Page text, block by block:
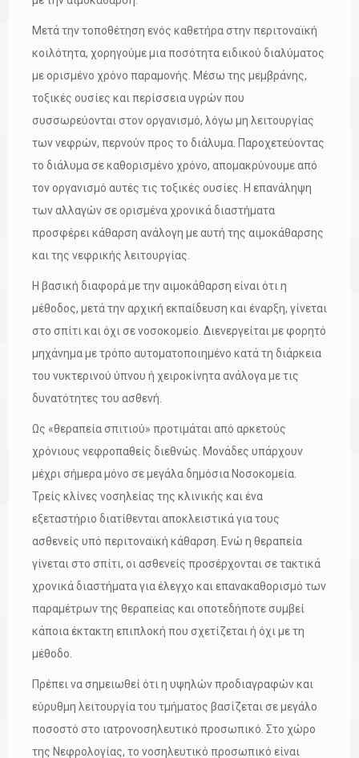
Μετά την τοποθέτηση ενός καθετήρα στην περιτοναϊκή
κοιλότητα, χορηγούμε μια ποσότητα ειδικού διαλύματος
με ορισμένο χρόνο παραμονής. Μέσω της μεμβράνης,
τοξικές ουσίες και περίσσεια υγρών που
συσσωρεύονται στον οργανισμό, λόγω μη λειτουργίας
των νεφρών, περνούν προς το διάλυμα. Παροχετεύοντας
το διάλυμα σε καθορισμένο χρόνο, απομακρύνουμε από
τον οργανισμό αυτές τις τοξικές ουσίες. Η επανάληψη
των αλλαγών σε ορισμένα χρονικά διαστήματα
προσφέρει κάθαρση ανάλογη με αυτή της αιμοκάθαρσης
και της νεφρικής λειτουργίας.
Η βασική διαφορά με την αιμοκάθαρση είναι ότι η
μέθοδος, μετά την αρχική εκπαίδευση και έναρξη, γίνεται
στο σπίτι και όχι σε νοσοκομείο. Διενεργείται με φορητό
μηχάνημα με τρόπο αυτοματοποιημένο κατά τη διάρκεια
του νυκτερινού ύπνου ή χειροκίνητα ανάλογα με τις
δυνατότητες του ασθενή.
Ως «θεραπεία σπιτιού» προτιμάται από αρκετούς
χρόνιους νεφροπαθείς διεθνώς. Μονάδες υπάρχουν
μέχρι σήμερα μόνο σε μεγάλα δημόσια Νοσοκομεία.
Τρείς κλίνες νοσηλείας της κλινικής και ένα
εξεταστήριο διατίθενται αποκλειστικά για τους
ασθενείς υπό περιτοναϊκή κάθαρση. Ενώ η θεραπεία
γίνεται στο σπίτι, οι ασθενείς προσέρχονται σε τακτικά
χρονικά διαστήματα για έλεγχο και επανακαθορισμό των
παραμέτρων της θεραπείας και οποτεδήποτε συμβεί
κάποια έκτακτη επιπλοκή που σχετίζεται ή όχι με τη
μέθοδο.
Πρέπει να σημειωθεί ότι η υψηλών προδιαγραφών και
εύρυθμη λειτουργία του τμήματος βασίζεται σε μεγάλο
ποσοστό στο ιατρονοσηλευτικό προσωπικό. Στο χώρο
της Νεφρολογίας, το νοσηλευτικό προσωπικό είναι